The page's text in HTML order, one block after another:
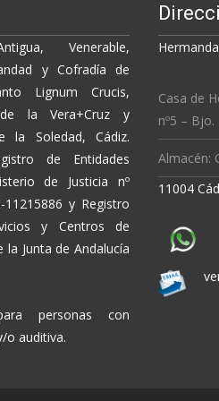
Venerable,
y Cofradía de
Lignum Crucis,
la Vera+Cruz y
la Soledad, Cádiz.
de Entidades
de Justicia nº
11215886 y Registro
y Centros de
la Junta de Andalucía
personas con
o auditiva.
Casa de
nº5 – Bjo.
Almacén:
11004